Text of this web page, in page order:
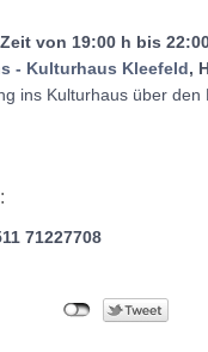
von 19:00 h bis
- Kulturhaus Kleefeld,
ins Kulturhaus über den
71227708